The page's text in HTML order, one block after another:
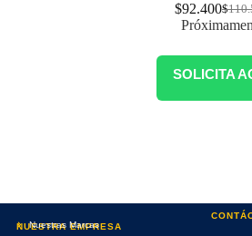
$
$92.400
SOLICITA
NUESTRA EMPRESA
Nuestras Marcas